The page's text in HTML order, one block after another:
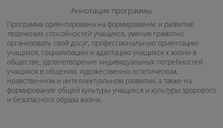
Аннотация программы
Программа ориентирована на формирование и развитие
творческих способностей учащихся, умения грамотно
организовать свой досуг, профессиональную ориентацию
учащихся, социализацию и адаптацию учащихся к жизни в
обществе, удовлетворение индивидуальных потребностей
учащихся в общении, художественно-эстетическом,
нравственном и интеллектуальном развитии, а также на
формирование общей культуры учащихся и культуры здорового
и безопасного образа жизни.